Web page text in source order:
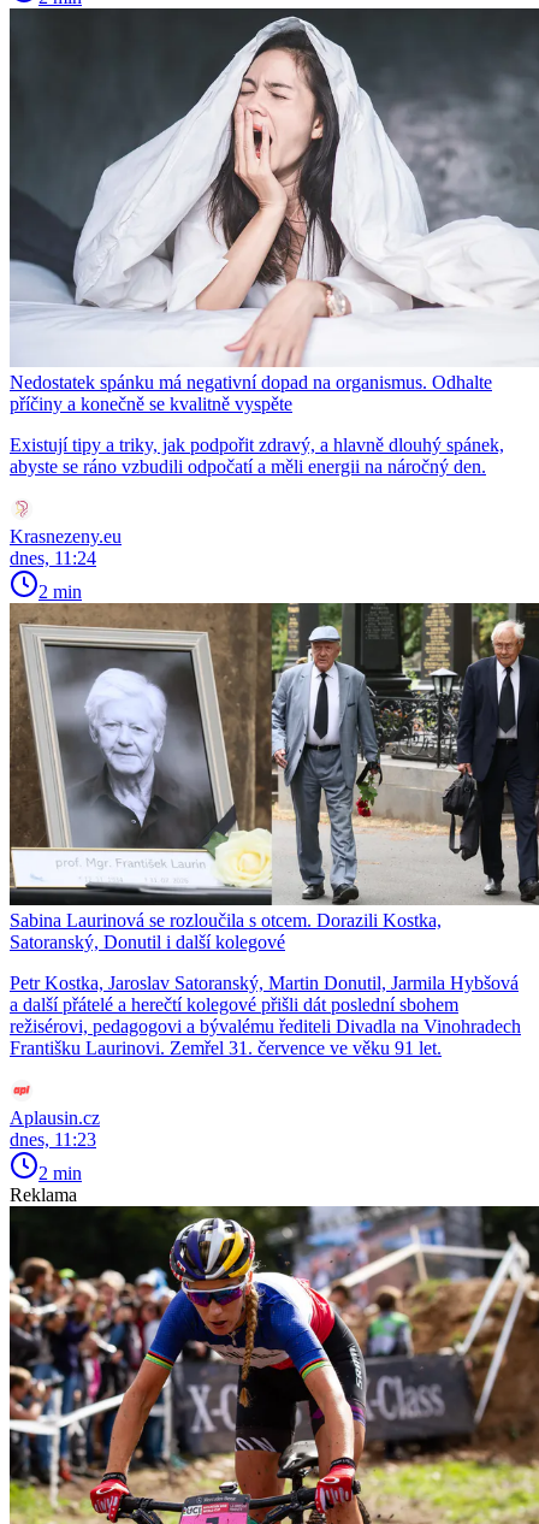
Nedostatek spánku má negativní dopad na organismus. Odhalte
příčiny a konečně se kvalitně vyspěte
Existují tipy a triky, jak podpořit zdravý, a hlavně dlouhý spánek,
abyste se ráno vzbudili odpočatí a měli energii na náročný den.
Krasnezeny.eu
dnes, 11:24
2 min
Sabina Laurinová se rozloučila s otcem. Dorazili Kostka,
Satoranský, Donutil i další kolegové
Petr Kostka, Jaroslav Satoranský, Martin Donutil, Jarmila Hybšová
a další přátelé a herečtí kolegové přišli dát poslední sbohem
režisérovi, pedagogovi a bývalému řediteli Divadla na Vinohradech
Františku Laurinovi. Zemřel 31. července ve věku 91 let.
Aplausin.cz
dnes, 11:23
2 min
Reklama